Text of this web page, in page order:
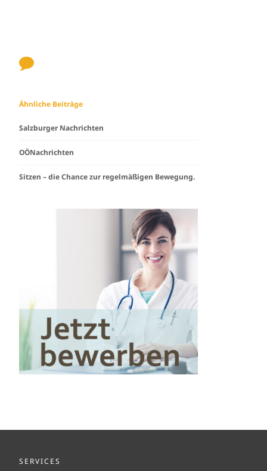
Ähnliche Beiträge
Salzburger Nachrichten
OÖNachrichten
Sitzen – die Chance zur regelmäßigen Bewegung.
SERVICES